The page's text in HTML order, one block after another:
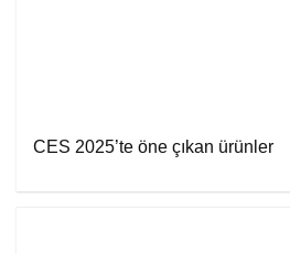
CES 2025’te öne çıkan ürünler